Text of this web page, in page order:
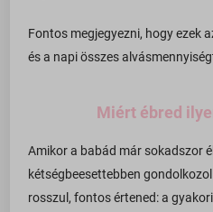
Fontos megjegyezni, hogy ezek
és a napi összes
Miért ébred
Amikor a babád már sokadszor
kétségbeesettebben
rosszul, fontos értened: a